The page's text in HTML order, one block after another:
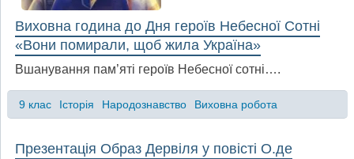
Виховна година до Дня героїв Небесної Сотні
«Вони помирали, щоб жила Україна»
Вшанування пам’яті героїв Небесної сотні….
9 клас Історія Народознавство Виховна робота
Презентація Образ Дервіля у повісті О.де